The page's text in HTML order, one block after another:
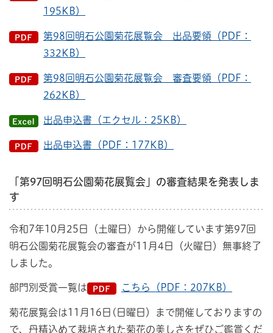
195KB）
第98回明石公園菊花展覧会 出品要領（PDF：
332KB）
第98回明石公園菊花展覧会 審査要領（PDF：
262KB）
出品申込書（エクセル：25KB）
出品申込書（PDF：177KB）
「第97回明石公園菊花展覧会」の審査結果を発表しま
す
令和7年10月25日（土曜日）から開催しています第97回
明石公園菊花展覧会の審査が11月4日（火曜日）無事終了
しました。
部門別受賞一覧は こちら（PDF：207KB）
菊花展覧会は11月16日(日曜日）まで開催しておりますの
で、丹精込めて栽培された菊花の美しさをぜひご鑑賞くだ